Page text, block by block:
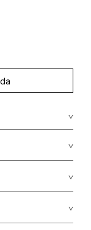
95.00%
utilizar
y American